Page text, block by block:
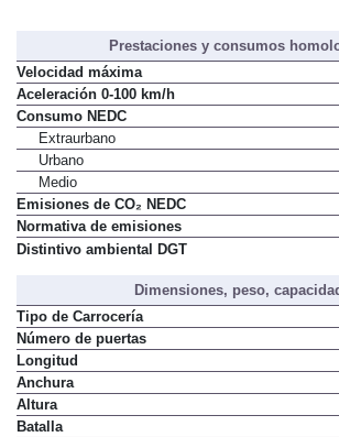
Prestaciones y consumos
Velocidad máxima
Aceleración 0-100 km/h
Consumo NEDC
Extraurbano
Urbano
Medio
Emisiones de CO₂ NEDC
Normativa de emisiones
Distintivo ambiental DGT
Dimensiones, peso,
Tipo de Carrocería
Número de puertas
Longitud
Anchura
Altura
Batalla